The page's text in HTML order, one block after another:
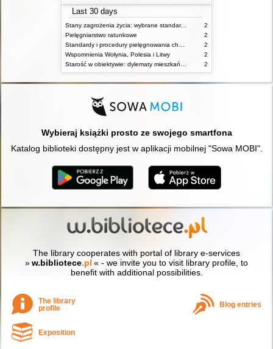
Last 30 days
Stany zagrożenia życia: wybrane standardy opieki i procedury postępowania pielęgniarskiego
2
Pielęgniarstwo ratunkowe
2
2
Wspomnienia Wołynia, Polesia i Litwy
2
2
Wybieraj książki prosto ze swojego smartfona
Katalog biblioteki dostępny jest w aplikacji mobilnej "Sowa MOBI".
The library cooperates with portal of library e-services
»w.bibliotece.pl « - we invite you to visit library profile, to
benefit with additional possibilities.
The library
profile
Blog entries
Exposition